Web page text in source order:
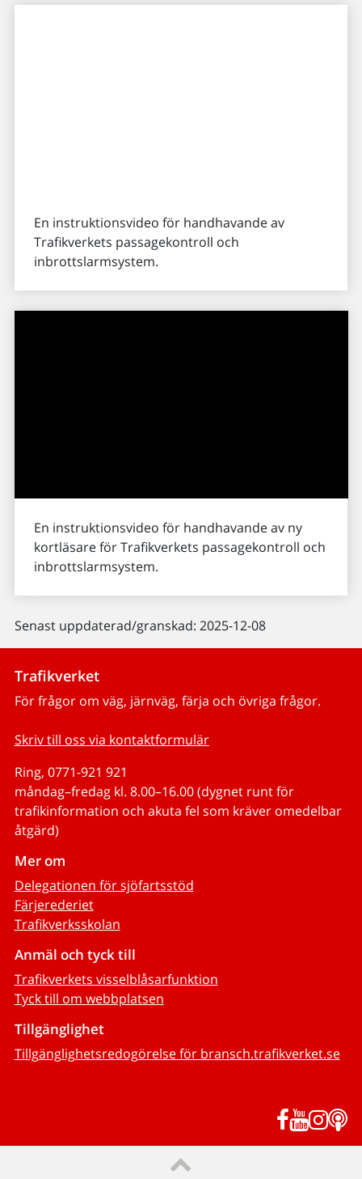
En instruktionsvideo för handhavande av
Trafikverkets passagekontroll och
inbrottslarmsystem.
En instruktionsvideo för handhavande av ny
kortläsare för Trafikverkets passagekontroll och
inbrottslarmsystem.
Senast uppdaterad/granskad: 2025-12-08
Trafikverket
För frågor om väg, järnväg, färja och övriga frågor.
Skriv till oss via kontaktformulär
Ring, 0771-921 921
måndag–fredag kl. 8.00–16.00 (dygnet runt för
trafikinformation och akuta fel som kräver omedelbar
åtgärd)
Mer om
Delegationen för sjöfartsstöd
Färjerederiet
Trafikverksskolan
Anmäl och tyck till
Trafikverkets visselblåsarfunktion
Tyck till om webbplatsen
Tillgänglighet
Tillgänglighetsredogörelse för bransch.trafikverket.se
Facebook
YouTube